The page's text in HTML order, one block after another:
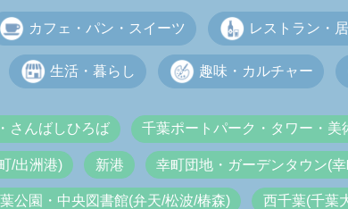
カフェ・パン・スイーツ レストラン・
生活・暮らし 趣味・カルチャー
さんばしひろば 千葉ポートパーク・タワー・美
/出洲港) 新港 幸町団地・ガーデンタウン(
公園・中央図書館(弁天/松波/椿森) 西千葉(千葉